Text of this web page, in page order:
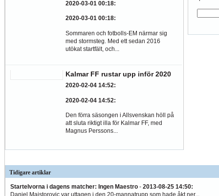
2020-03-01 00:18:
2020-03-01 00:18:
Sommaren och fotbolls-EM närmar sig
med stormsteg. Med ett sedan 2016
utökat startfält, och...
Kalmar FF rustar upp inför 2020
2020-02-04 14:52:
2020-02-04 14:52:
Den förra säsongen i Allsvenskan höll på
att sluta riktigt illa för Kalmar FF, med
Magnus Perssons...
Tidigare artiklar
Startelvorna i dagens matcher: Ingen Maestro - 2013-08-25 14:50: